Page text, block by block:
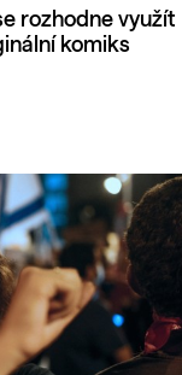
rozhodne využít
komiks